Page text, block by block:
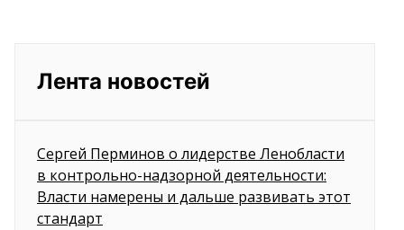
Лента новостей
Сергей Перминов о лидерстве Ленобласти
в контрольно-надзорной деятельности:
Власти намерены и дальше развивать этот
стандарт